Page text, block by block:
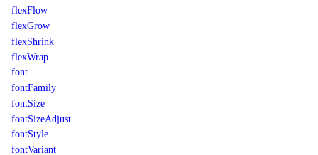
flexFlow
flexGrow
flexShrink
flexWrap
font
fontFamily
fontSize
fontSizeAdjust
fontStyle
fontVariant